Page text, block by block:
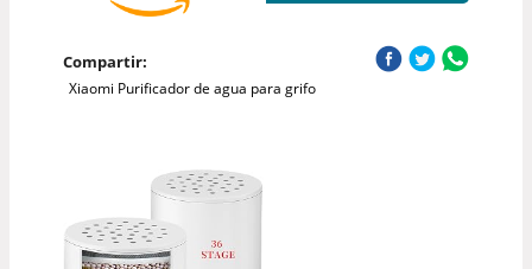
Compartir:
Xiaomi Purificador de agua para grifo